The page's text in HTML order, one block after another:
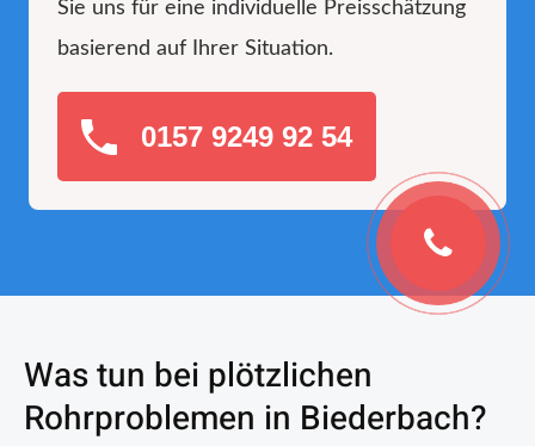
Sie uns für eine individuelle Preisschätzung
basierend auf Ihrer Situation.
0157 9249 92 54
Was tun bei plötzlichen
Rohrproblemen in Biederbach?